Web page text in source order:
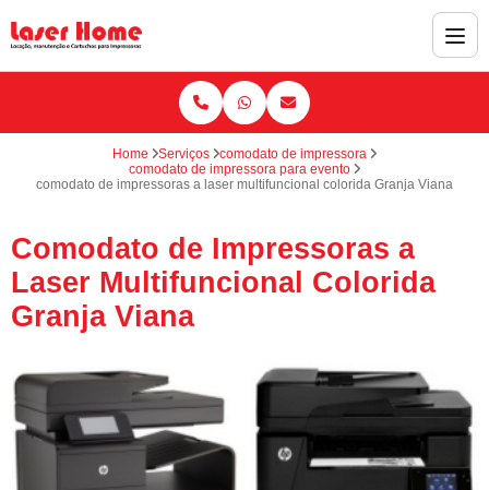
Home Serviços
comodato de impressora
comodato de impressora para evento
comodato de impressoras a laser multifuncional colorida Granja Viana
Comodato de Impressoras a
Laser Multifuncional Colorida
Granja Viana